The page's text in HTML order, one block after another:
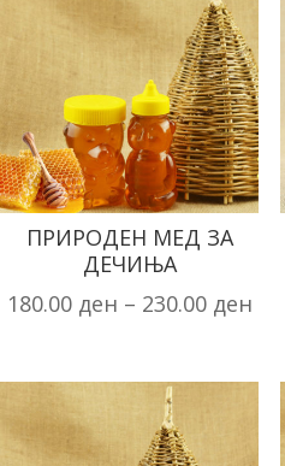
ПРИРОДЕН МЕД ЗА
ДЕЧИЊА
180.00 ден – 230.00 ден